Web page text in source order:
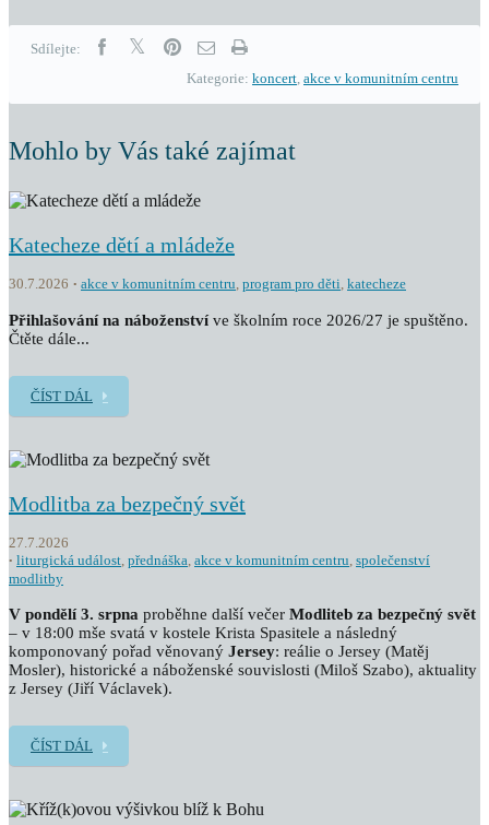
Sdílejte:
Kategorie: koncert, akce v komunitním centru
Mohlo by Vás také zajímat
Katecheze dětí a mládeže
30.7.2026 akce v komunitním centru, program pro děti, katecheze
Přihlašování na náboženstvíve školním roce 2026/27 je spuštěno.
Čtěte dále...
ČÍST DÁL
Modlitba za bezpečný svět
27.7.2026
liturgická událost, přednáška, akce v komunitním centru, společenství
modlitby
V pondělí 3. srpna proběhne další večer Modliteb za bezpečný svět
– v 18:00 mše svatá v kostele Krista Spasitele a následný
komponovaný pořad věnovaný Jersey: reálie o Jersey (Matěj
Mosler), historické a náboženské souvislosti (Miloš Szabo), aktuality
z Jersey (Jiří Václavek).
ČÍST DÁL